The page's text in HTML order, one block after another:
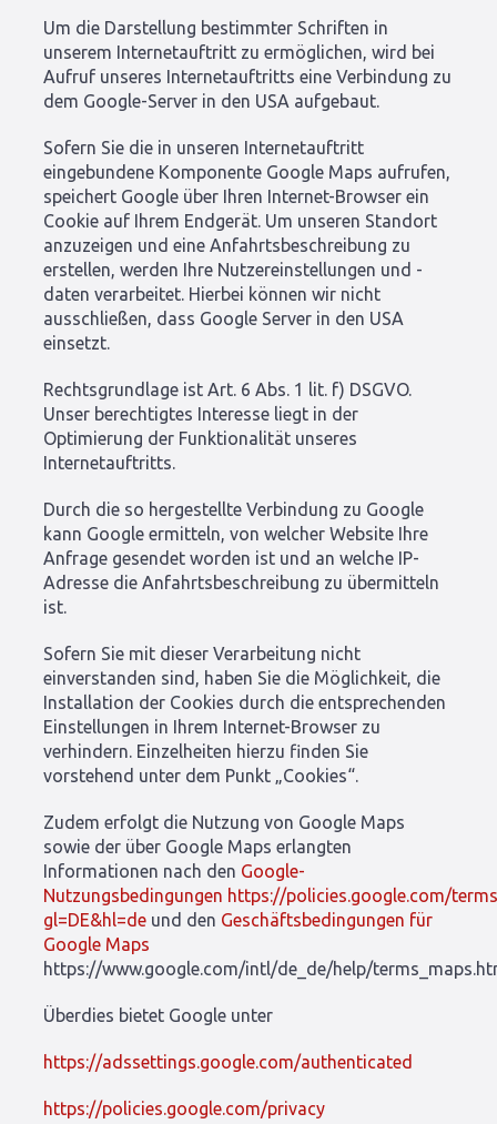
Um die Darstellung bestimmter Schriften in
unserem Internetauftritt zu ermöglichen, wird bei
Aufruf unseres Internetauftritts eine Verbindung zu
dem Google-Server in den USA aufgebaut.
Sofern Sie die in unseren Internetauftritt
eingebundene Komponente Google Maps aufrufen,
speichert Google über Ihren Internet-Browser ein
Cookie auf Ihrem Endgerät. Um unseren Standort
anzuzeigen und eine Anfahrtsbeschreibung zu
erstellen, werden Ihre Nutzereinstellungen und -
daten verarbeitet. Hierbei können wir nicht
ausschließen, dass Google Server in den USA
einsetzt.
Rechtsgrundlage ist Art. 6 Abs. 1 lit. f) DSGVO.
Unser berechtigtes Interesse liegt in der
Optimierung der Funktionalität unseres
Internetauftritts.
Durch die so hergestellte Verbindung zu Google
kann Google ermitteln, von welcher Website Ihre
Anfrage gesendet worden ist und an welche IP-
Adresse die Anfahrtsbeschreibung zu übermitteln
ist.
Sofern Sie mit dieser Verarbeitung nicht
einverstanden sind, haben Sie die Möglichkeit, die
Installation der Cookies durch die entsprechenden
Einstellungen in Ihrem Internet-Browser zu
verhindern. Einzelheiten hierzu finden Sie
vorstehend unter dem Punkt „Cookies“.
Zudem erfolgt die Nutzung von Google Maps
sowie der über Google Maps erlangten
Informationen nach den Google-
Nutzungsbedingungen https://policies.google.com/
gl=DE&hl=deund den Geschäftsbedingungen für
Google Maps
https://www.google.com/intl/de_de/help/
Überdies bietet Google unter
https://adssettings.google.com/authenticated
https://policies.google.com/privacy